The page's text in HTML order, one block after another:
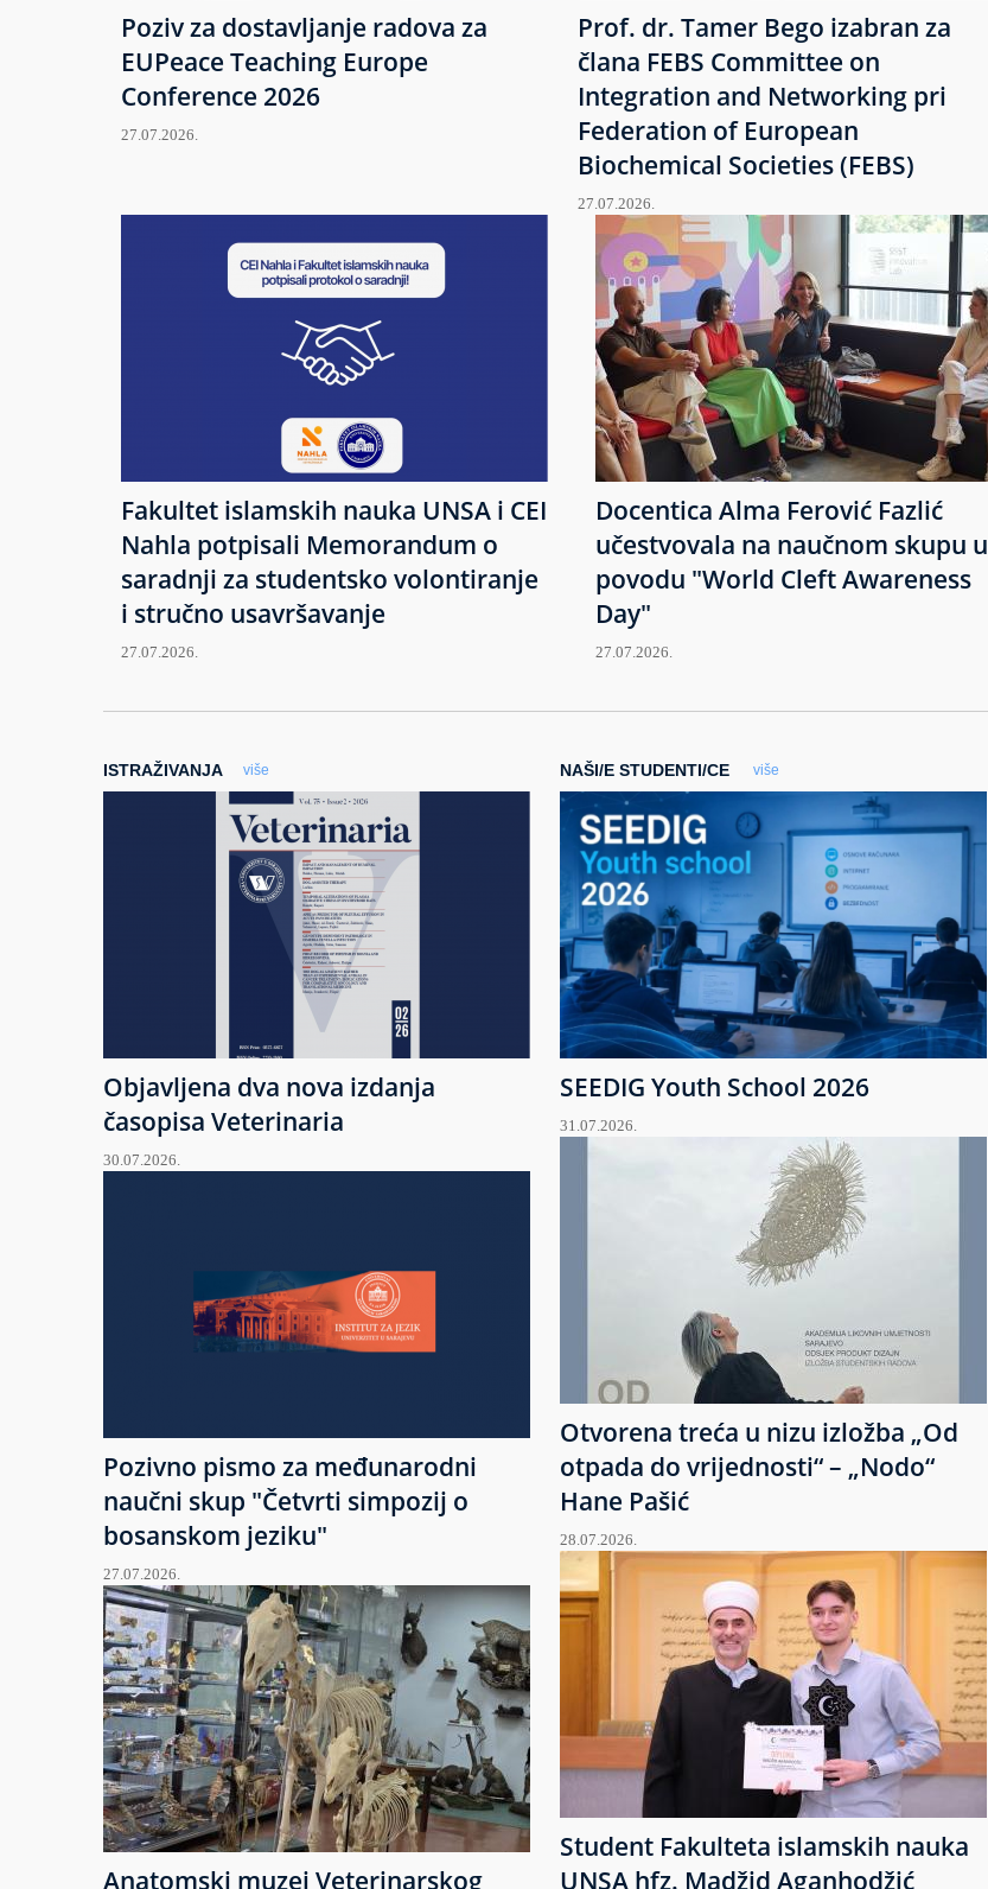
Poziv za dostavljanje radova za
EUPeace Teaching Europe
Conference 2026
27.07.2026.
Prof. dr. Tamer Bego izabran za
člana FEBS Committee on
Integration and Networking pri
Federation of European
Biochemical Societies (FEBS)
27.07.2026.
Fakultet islamskih nauka UNSA i CEI
Nahla potpisali Memorandum o
saradnji za studentsko volontiranje
i stručno usavršavanje
27.07.2026.
Docentica Alma Ferović Fazlić
učestvovala na naučnom skupu u
povodu "World Cleft Awareness
Day"
27.07.2026.
ISTRAŽIVANJA više
Objavljena dva nova izdanja
časopisa Veterinaria
30.07.2026.
Pozivno pismo za međunarodni
naučni skup "Četvrti simpozij o
bosanskom jeziku"
27.07.2026.
Anatomski muzej Veterinarskog
NAŠI/E STUDENTI/CE više
SEEDIG Youth School 2026
31.07.2026.
Otvorena treća u nizu izložba „Od
otpada do vrijednosti“ – „Nodo“
Hane Pašić
28.07.2026.
Student Fakulteta islamskih nauka
UNSA hfz. Madžid Aganhodžić